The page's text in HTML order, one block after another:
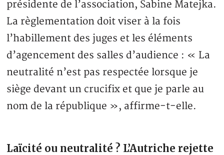
présidente de l’association, Sabine Matejka.
La règlementation doit viser à la fois
l’habillement des juges et les éléments
d’agencement des salles d’audience : « La
neutralité n’est pas respectée lorsque je
siège devant un crucifix et que je parle au
nom de la république », affirme-t-elle.
Laïcité ou neutralité ? L’Autriche rejette